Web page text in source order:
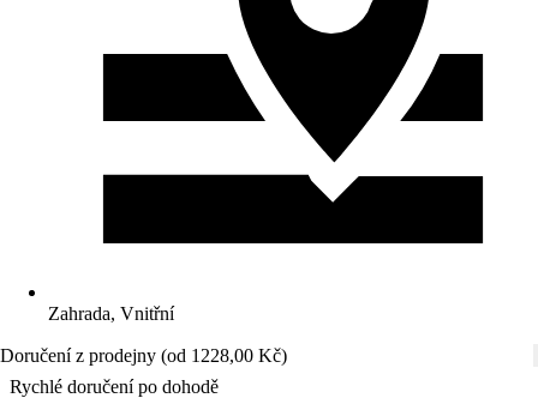
Zahrada, Vnitřní
Doručení z prodejny (od 1228,00 Kč)
Rychlé doručení po dohodě